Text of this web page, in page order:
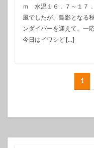
ｍ 水温１６．７～１７
風でしたが、島影となる
ンダイバーを迎えて、一
今日はイワシど […]
1